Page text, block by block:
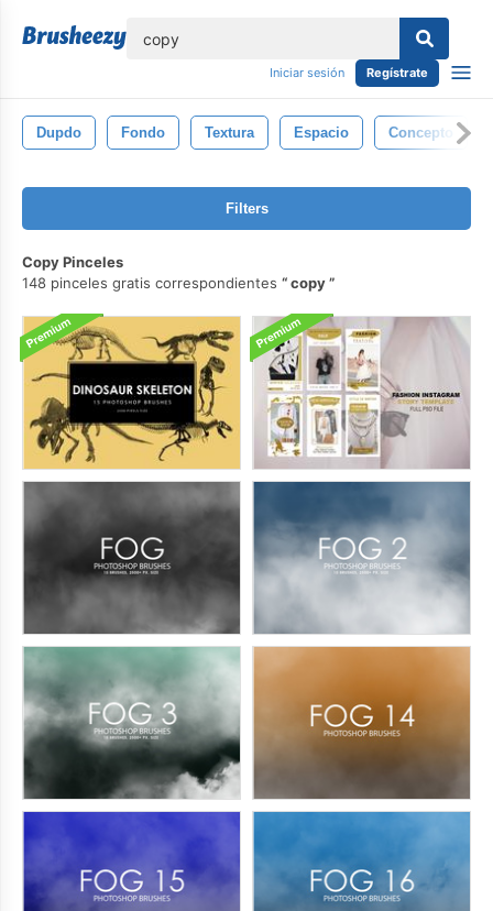
Iniciar sesión Regístrate
Dupdo Fondo Textura Espacio Concepto
Filters
Copy Pinceles
148 pinceles gratis correspondientes
copy